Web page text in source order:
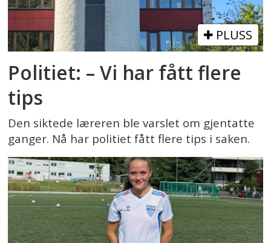
PLUSS
Politiet: – Vi har fått flere
tips
Den siktede læreren ble varslet om gjentatte
ganger. Nå har politiet fått flere tips i saken.